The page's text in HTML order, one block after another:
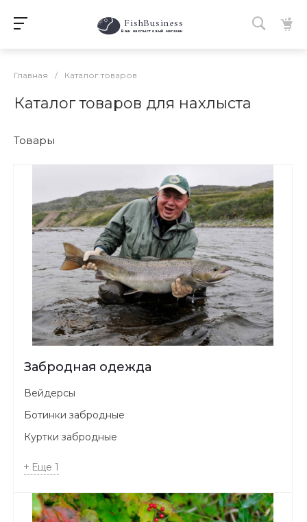
FishBusiness
Ваш нахлыстовый магазин
Главная / Каталог товаров
Каталог товаров для нахлыста
Товары
Забродная одежда
Вейдерсы
Ботинки забродные
Куртки забродные
Еще 1